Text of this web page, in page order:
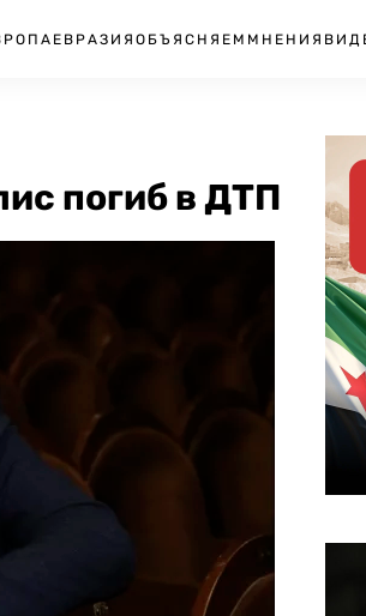
ЕВРАЗИЯ ОБЪЯСНЯЕМ МНЕНИЯ
погиб в ДТП